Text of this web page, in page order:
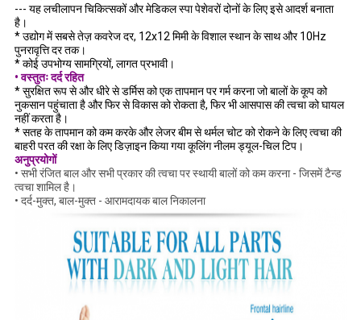
--- यह लचीलापन चिकित्सकों और मेडिकल स्पा पेशेवरों दोनों के लिए इसे आदर्श बनाता
है।
* उद्योग में सबसे तेज़ कवरेज दर, 12x12 मिमी के विशाल स्थान के साथ और 10Hz
पुनरावृत्ति दर तक।
* कोई उपभोग्य सामग्रियों, लागत प्रभावी।
• वस्तुतः दर्द रहित
* सुरक्षित रूप से और धीरे से डर्मिस को एक तापमान पर गर्म करना जो बालों के कूप को
नुकसान पहुंचाता है और फिर से विकास को रोकता है, फिर भी आसपास की त्वचा को घायल
नहीं करता है।
* सतह के तापमान को कम करके और लेजर बीम से थर्मल चोट को रोकने के लिए त्वचा की
बाहरी परत की रक्षा के लिए डिज़ाइन किया गया कूलिंग नीलम ड्यूल-चिल टिप।
अनुप्रयोगों
• सभी रंजित बाल और सभी प्रकार की त्वचा पर स्थायी बालों को कम करना - जिसमें टैन्ड
त्वचा शामिल है।
• दर्द-मुक्त, बाल-मुक्त - आरामदायक बाल निकालना